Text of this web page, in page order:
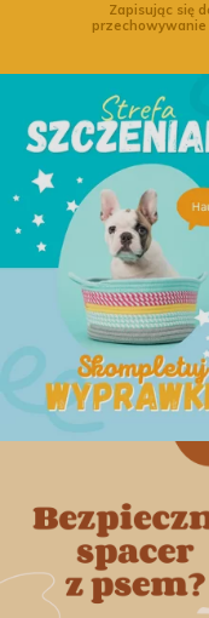
Zapisując się